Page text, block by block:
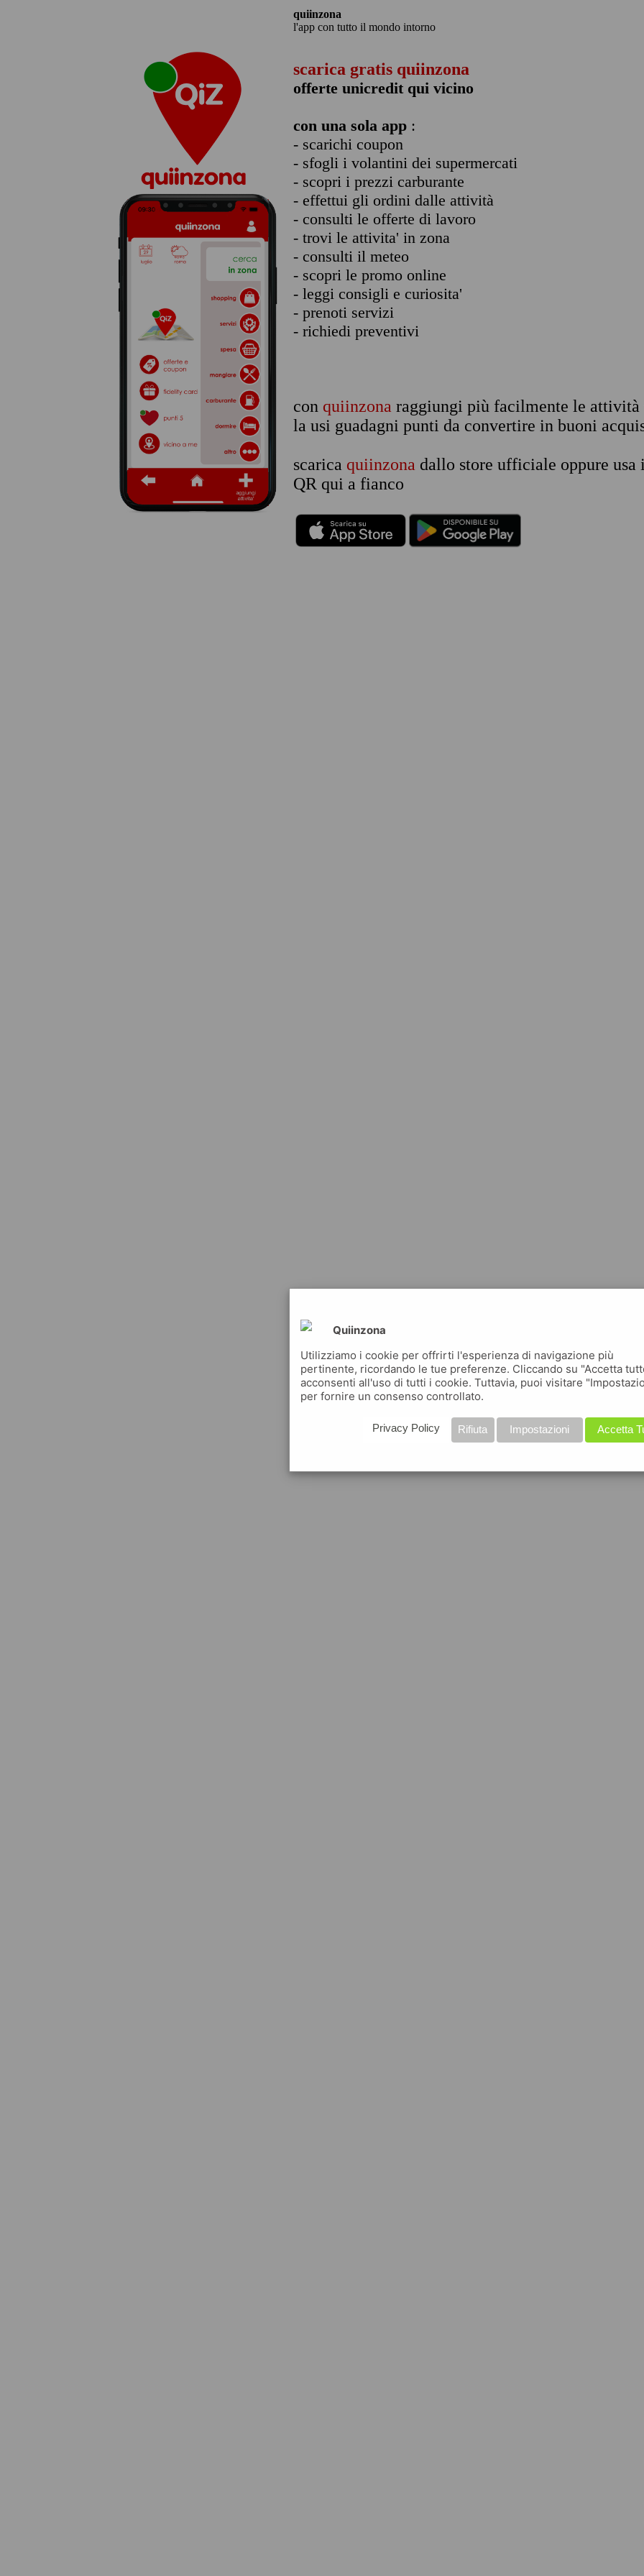
quiinzona
l'app con tutto il mondo intorno
scarica gratis quiinzona
offerte unicredit qui vicino
con una sola app :
- scarichi coupon
- sfogli i volantini dei supermercati
- scopri i prezzi carburante
- effettui gli ordini dalle attività
- consulti le offerte di lavoro
- trovi le attivita' in zona
- consulti il meteo
- scopri le promo online
- leggi consigli e curiosita'
- prenoti servizi
- richiedi preventivi
con quiinzona raggiungi più facilmente le attività
la usi guadagni punti da convertire in buoni
scarica quiinzona dallo store ufficiale oppure usa
QR qui a fianco
Quiinzona
Utilizziamo i cookie per offrirti l'esperienza di navigazione più
pertinente, ricordando le tue preferenze. Cliccando su "Accetta
acconsenti all'uso di tutti i cookie. Tuttavia, puoi visitare
per fornire un consenso controllato.
Accetta
Impostazioni
Rifiuta
Privacy Policy